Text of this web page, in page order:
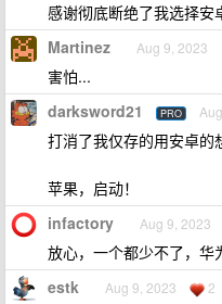
感谢彻底断绝了我选择安
Martinez Aug 9, 2023
害怕...
darksword21 PRO
打消了我仅存的用安卓的
苹果，启动！
infactory Aug 9, 2023
放心，一个都少不了，华
estk Aug 9, 2023 2